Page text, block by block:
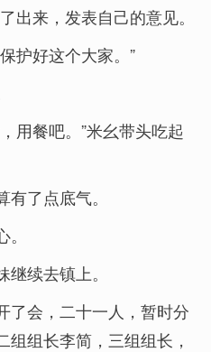
出来，发表自己的意见。
护好这个大家。”
用餐吧。”米幺带头吃起
了点底气。
续去镇上。
了会，二十一人，暂时分
组长李简，三组组长，